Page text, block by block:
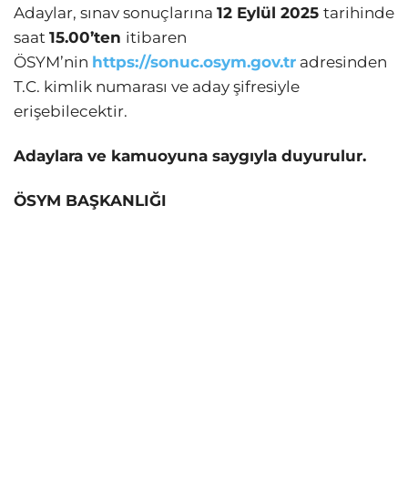
Adaylar, sınav sonuçlarına 12 Eylül 2025 tarihinde
saat 15.00’ten itibaren
ÖSYM’nin https://sonuc.osym.gov.tr adresinden
T.C. kimlik numarası ve aday şifresiyle
erişebilecektir.
Adaylara ve kamuoyuna saygıyla duyurulur.
ÖSYM BAŞKANLIĞI